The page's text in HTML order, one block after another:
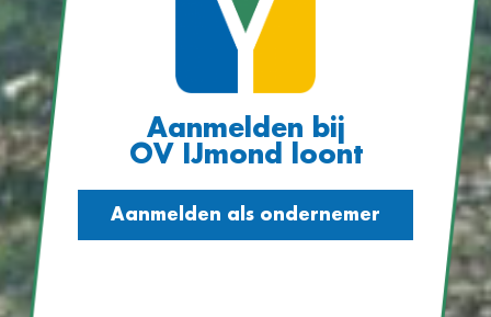
Aanmelden bij
OV IJmond loont
Aanmelden als ondernemer